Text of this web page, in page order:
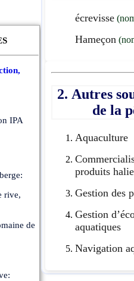
IPA
rive,
de
écrevisse
Hameçon
2. Autres
de la
Aquaculture
produits
Gestion des
Gestion
aquatiques
Navigation